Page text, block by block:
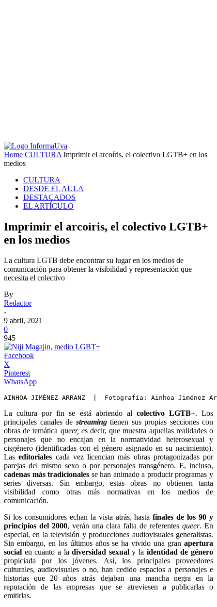
Home CULTURA Imprimir el arcoíris, el colectivo LGTB+ en los
medios
CULTURA
DESDE EL AULA
DESTACADOS
EL ARTÍCULO
Imprimir el arcoíris, el colectivo LGTB+
en los medios
La cultura LGTB debe encontrar su lugar en los medios de
comunicación para obtener la visibilidad y representación que
necesita el colectivo
By
Redactor
-
9 abril, 2021
0
945
Facebook
X
Pinterest
WhatsApp
La cultura por fin se está abriendo al colectivo LGTB+. Los
principales canales de streaming tienen sus propias secciones con
obras de temática queer, es decir, que muestra aquellas realidades o
personajes que no encajan en la normatividad heterosexual y
cisgénero (identificadas con el género asignado en su nacimiento).
Laseditoriales cada vez licencian más obras protagonizadas por
parejas del mismo sexo o por personajes transgénero. E, incluso,
cadenas más tradicionales se han animado a producir programas y
series diversas. Sin embargo, estas obras no obtienen tanta
visibilidad como otras más normativas en los medios de
comunicación.
Si los consumidores echan la vista atrás, hasta finales de los 90 y
principios del 2000, verán una clara falta de referentes queer. En
especial, en la televisión y producciones audiovisuales generalistas.
Sin embargo, en los últimos años se ha vivido una gran apertura
social en cuanto a ladiversidad sexualy la identidad de género
propiciada por los jóvenes. Así, los principales proveedores
culturales, audiovisuales o no, han cedido espacios a personajes e
historias que 20 años atrás dejaban una mancha negra en la
reputación de las empresas que se atreviesen a publicarlas o
emitirlas.